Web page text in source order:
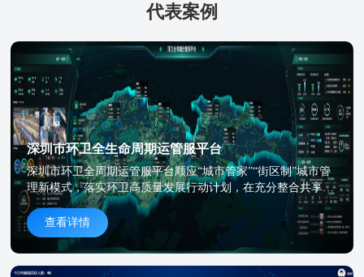
代表案例
深圳市环卫全生命周期运管服平台
深圳市环卫全周期运管服平台顺应“城市管家”“街区制”城市管
理新模式，落实环卫高质量发展行动计划，在充分整合共享已
有环卫信息化成果基础上，利用物联网、大数据、云计算、AI
智能、CIM、块数据等最新技术，运用全生命周期管理理念搭
建的业务全周期、链条全周期、主体全周期为一体的数字化平
台。
查看详情